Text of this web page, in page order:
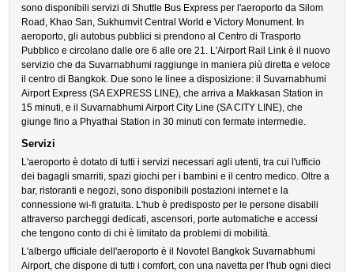
sono disponibili servizi di Shuttle Bus Express per l'aeroporto da Silom
Road, Khao San, Sukhumvit Central World e Victory Monument. In
aeroporto, gli autobus pubblici si prendono al Centro di Trasporto
Pubblico e circolano dalle ore 6 alle ore 21. L'Airport Rail Link è il nuovo
servizio che da Suvarnabhumi raggiunge in maniera più diretta e veloce
il centro di Bangkok. Due sono le linee a disposizione: il Suvarnabhumi
Airport Express (SA EXPRESS LINE), che arriva a Makkasan Station in
15 minuti, e il Suvarnabhumi Airport City Line (SA CITY LINE), che
giunge fino a Phyathai Station in 30 minuti con fermate intermedie.
Servizi
L'aeroporto è dotato di tutti i servizi necessari agli utenti, tra cui l'ufficio
dei bagagli smarriti, spazi giochi per i bambini e il centro medico. Oltre a
bar, ristoranti e negozi, sono disponibili postazioni internet e la
connessione wi-fi gratuita. L'hub è predisposto per le persone disabili
attraverso parcheggi dedicati, ascensori, porte automatiche e accessi
che tengono conto di chi è limitato da problemi di mobilità.
L'albergo ufficiale dell'aeroporto è il Novotel Bangkok Suvarnabhumi
Airport, che dispone di tutti i comfort, con una navetta per l'hub ogni dieci